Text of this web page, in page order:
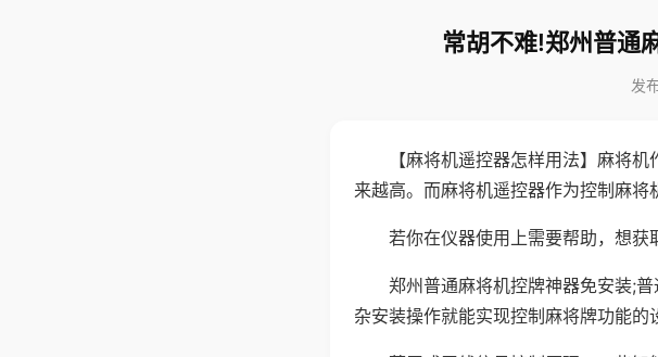
常胡不难!郑州普通
发
【麻将机遥控器怎样用法】麻将
来越高。而麻将机遥控器作为控制麻将
若你在仪器使用上需要帮助，想获
郑州普通麻将机控牌神器免安装;
杂安装操作就能实现控制麻将牌功能的